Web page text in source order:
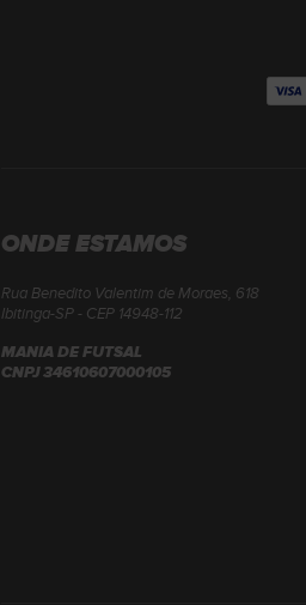
ONDE ESTAMOS
Rua Benedito Valentim de Moraes, 618
Ibitinga-SP - CEP 14948-112
MANIA DE FUTSAL
CNPJ 34610607000105